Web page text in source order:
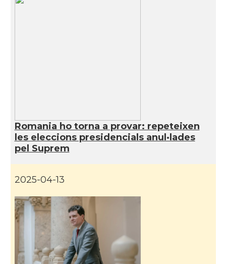
Romania ho torna a provar: repeteixen
les eleccions presidencials anul·lades
pel Suprem
2025-04-13